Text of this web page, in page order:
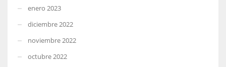
enero 2023
diciembre 2022
noviembre 2022
octubre 2022